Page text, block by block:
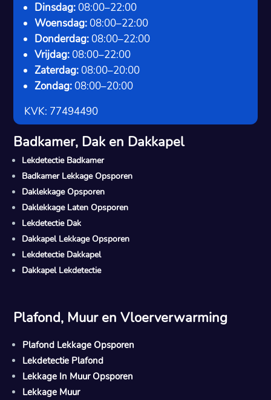
Dinsdag: 08:00–22:00
Woensdag: 08:00–22:00
Donderdag: 08:00–22:00
Vrijdag: 08:00–22:00
Zaterdag: 08:00–20:00
Zondag: 08:00–20:00
KVK: 77494490
Badkamer, Dak en Dakkapel
Lekdetectie Badkamer
Badkamer Lekkage Opsporen
Daklekkage Opsporen
Daklekkage Laten Opsporen
Lekdetectie Dak
Dakkapel Lekkage Opsporen
Lekdetectie Dakkapel
Dakkapel Lekdetectie
Plafond, Muur en Vloerverwarming
Plafond Lekkage Opsporen
Lekdetectie Plafond
Lekkage In Muur Opsporen
Lekkage Muur